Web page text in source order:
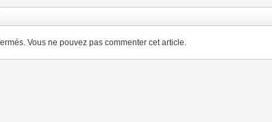
Vous ne pouvez pas commenter cet article.